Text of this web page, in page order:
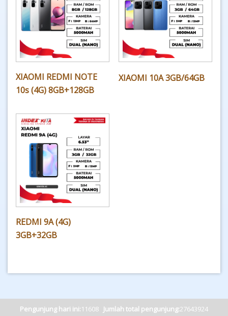
XIAOMI REDMI NOTE
10s (4G) 8GB+128GB
XIAOMI 10A 3GB/64GB
REDMI 9A (4G)
3GB+32GB
Pengunjung hari ini:11608 Jumlah total pengunjung:27643924